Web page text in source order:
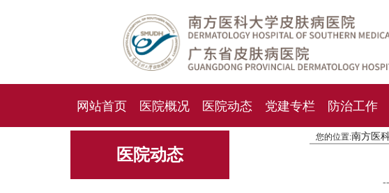
网站首页 医院概况 医院动态 党建专栏 防治工作
人才招聘 招标采购
医院动态
您的位置:南方医